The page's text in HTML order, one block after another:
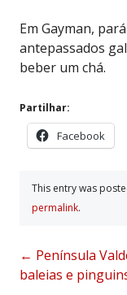
Em Gayman,
antepassados
beber um chá.
Partilhar:
Facebook
This entry was
permalink.
Post
← Península
baleias e